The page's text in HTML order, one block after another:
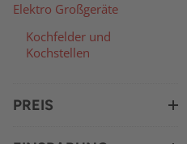
Elektro Großgeräte
Kochfelder und
Kochstellen
PREIS